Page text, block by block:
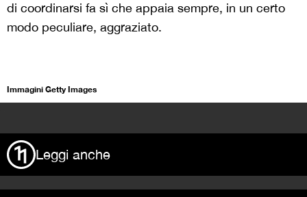
di coordinarsi fa sì che appaia sempre, in un certo
modo peculiare, aggraziato.
Immagini Getty Images
Leggi anche